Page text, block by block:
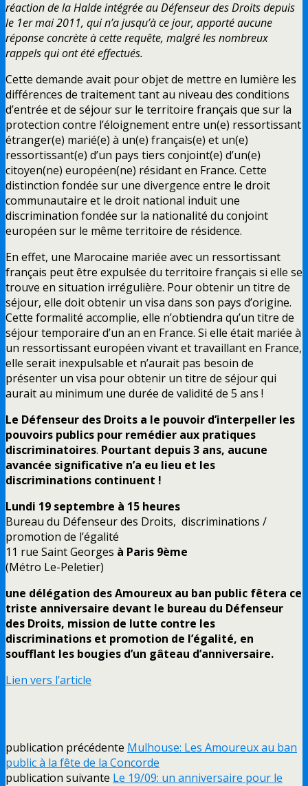
réaction de la Halde intégrée au Défenseur des Droits depuis
le 1er mai 2011, qui n’a jusqu’à ce jour, apporté aucune
réponse concrète à cette requête, malgré les nombreux
rappels qui ont été effectués.
Cette demande avait pour objet de mettre en lumière les
différences de traitement tant au niveau des conditions
d’entrée et de séjour sur le territoire français que sur la
protection contre l’éloignement entre un(e) ressortissant
étranger(e) marié(e) à un(e) français(e) et un(e)
ressortissant(e) d’un pays tiers conjoint(e) d’un(e)
citoyen(ne) européen(ne) résidant en France. Cette
distinction fondée sur une divergence entre le droit
communautaire et le droit national induit une
discrimination fondée sur la nationalité du conjoint
européen sur le même territoire de résidence.
En effet, une Marocaine mariée avec un ressortissant
français peut être expulsée du territoire français si elle se
trouve en situation irrégulière. Pour obtenir un titre de
séjour, elle doit obtenir un visa dans son pays d’origine.
Cette formalité accomplie, elle n’obtiendra qu’un titre de
séjour temporaire d’un an en France. Si elle était mariée à
un ressortissant européen vivant et travaillant en France,
elle serait inexpulsable et n’aurait pas besoin de
présenter un visa pour obtenir un titre de séjour qui
aurait au minimum une durée de validité de 5 ans !
Le Défenseur des Droits a le pouvoir d’interpeller les
pouvoirs publics pour remédier aux pratiques
discriminatoires. Pourtant depuis 3 ans, aucune
avancée significative n’a eu lieu et les
discriminations continuent !
Lundi 19 septembre à 15 heures
Bureau du Défenseur des Droits, discriminations /
promotion de l’égalité
11 rue Saint Georges à Paris 9ème
(Métro Le-Peletier)
une délégation des Amoureux au ban public fêtera ce
triste anniversaire devant le bureau du Défenseur
des Droits, mission de lutte contre les
discriminations et promotion de l’égalité, en
soufflant les bougies d’un gâteau d’anniversaire.
Lien vers l’article
publication précédente Mulhouse: Les Amoureux au ban
public à la fête de la Concorde
publication suivante Le 19/09: un anniversaire pour le